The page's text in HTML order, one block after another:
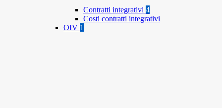
Contratti integrativi 4
Costi contratti integrativi
OIV 1